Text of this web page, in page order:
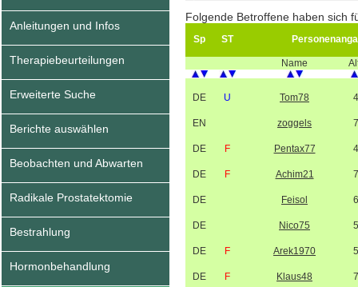
Anleitungen und Infos
Therapiebeurteilungen
Erweiterte Suche
Berichte auswählen
Beobachten und Abwarten
Radikale Prostatektomie
Bestrahlung
Hormonbehandlung
Folgende Betroffene haben sich
Sp ST
Name
DE U Tom78
EN zoggels
DE F Pentax77
DE F Achim21
DE Feisol
DE Nico75
DE F Arek1970
DE F Klaus48